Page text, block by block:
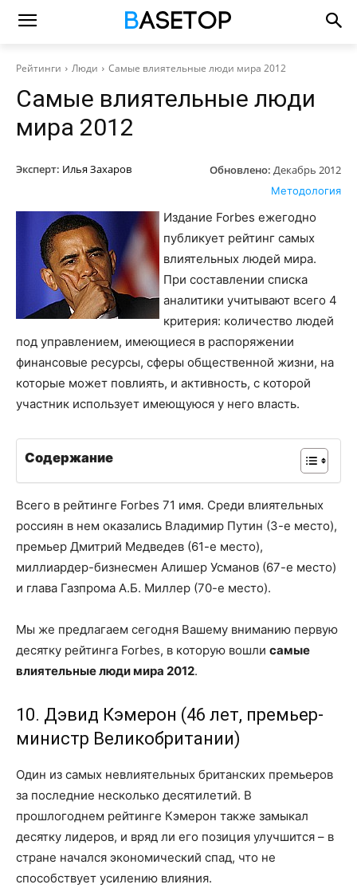
Рейтинги Люди Самые влиятельные люди мира 2012
Самые влиятельные люди
мира 2012
Эксперт: Илья Захаров Обновлено: Декабрь 2012
Методология
Издание Forbes ежегодно
публикует рейтинг самых
влиятельных людей мира.
При составлении списка
аналитики учитывают всего 4
критерия: количество людей
под управлением, имеющиеся в распоряжении
финансовые ресурсы, сферы общественной жизни, на
которые может повлиять, и активность, с которой
участник использует имеющуюся у него власть.
Содержание
Всего в рейтинге Forbes 71 имя. Среди влиятельных
россиян в нем оказались Владимир Путин (3-е место),
премьер Дмитрий Медведев (61-е место),
миллиардер-бизнесмен Алишер Усманов (67-е место)
и глава Газпрома А.Б. Миллер (70-е место).
Мы же предлагаем сегодня Вашему вниманию первую
десятку рейтинга Forbes, в которую вошли самые
влиятельные люди мира 2012.
10. Дэвид Кэмерон (46 лет, премьер-
министр Великобритании)
Один из самых невлиятельных британских премьеров
за последние несколько десятилетий. В
прошлогоднем рейтинге Кэмерон также замыкал
десятку лидеров, и вряд ли его позиция улучшится – в
стране начался экономический спад, что не
способствует усилению влияния.